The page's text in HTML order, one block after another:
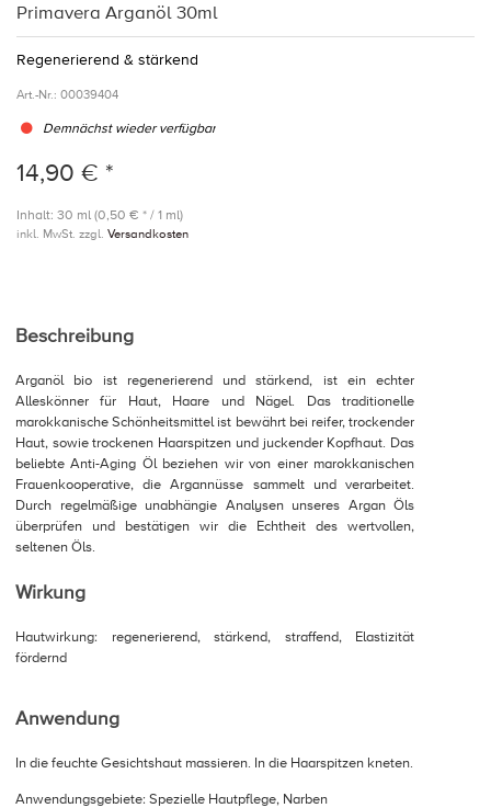
Primavera Arganöl 30ml
Regenerierend & stärkend
Art.-Nr.: 00039404
Demnächst wieder verfügbar
14,90 € *
Inhalt: 30 ml (0,50 € * / 1 ml)
inkl. MwSt. zzgl. Versandkosten
Beschreibung
Arganöl bio ist regenerierend und stärkend, ist ein echter
Alleskönner für Haut, Haare und Nägel. Das traditionelle
marokkanische Schönheitsmittel ist bewährt bei reifer, trockender
Haut, sowie trockenen Haarspitzen und juckender Kopfhaut. Das
beliebte Anti-Aging Öl beziehen wir von einer marokkanischen
Frauenkooperative, die Argannüsse sammelt und verarbeitet.
Durch regelmäßige unabhängie Analysen unseres Argan Öls
überprüfen und bestätigen wir die Echtheit des wertvollen,
seltenen Öls.
Wirkung
Hautwirkung: regenerierend, stärkend, straffend, Elastizität
fördernd
Anwendung
In die feuchte Gesichtshaut massieren. In die Haarspitzen kneten.
Anwendungsgebiete: Spezielle Hautpflege, Narben